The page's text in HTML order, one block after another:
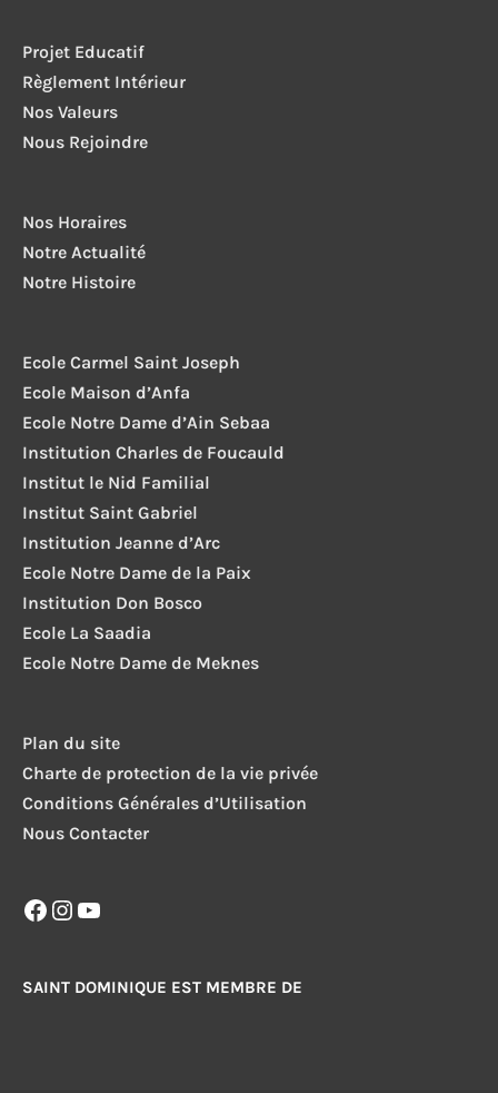
Projet Educatif
Règlement Intérieur
Nos Valeurs
Nous Rejoindre
Nos Horaires
Notre Actualité
Notre Histoire
Ecole Carmel Saint Joseph
Ecole Maison d’Anfa
Ecole Notre Dame d’Ain Sebaa
Institution Charles de Foucauld
Institut le Nid Familial
Institut Saint Gabriel
Institution Jeanne d’Arc
Ecole Notre Dame de la Paix
Institution Don Bosco
Ecole La Saadia
Ecole Notre Dame de Meknes
Plan du site
Charte de protection de la vie privée
Conditions Générales d’Utilisation
Nous Contacter
Facebook
Instagram
YouTube
SAINT DOMINIQUE EST MEMBRE DE